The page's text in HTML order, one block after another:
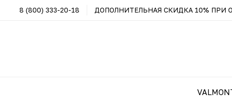
8 (800) 333-20-18 ДОПОЛНИТЕЛЬНАЯ СКИДКА 10% ПРИ